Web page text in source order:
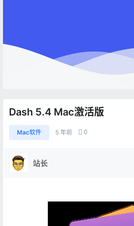
Dash 5.4 Mac激活版
Mac软件 5 年前 0
站长